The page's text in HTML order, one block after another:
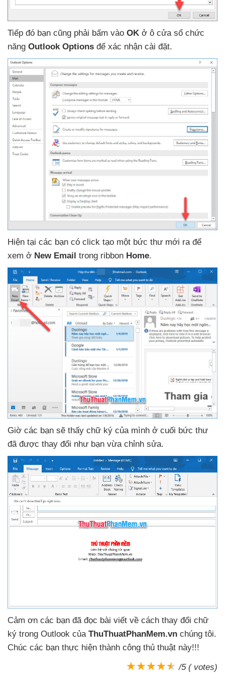
Tiếp đó bạn cũng phải bấm vào OK ở ô cửa sổ chức
năng Outlook Options để xác nhận cài đặt.
Hiện tại các bạn có click tạo một bức thư mới ra để
xem ở New Email trong ribbon Home.
Giờ các bạn sẽ thấy chữ ký của mình ở cuối bức thư
đã được thay đổi như bạn vừa chỉnh sửa.
Cảm ơn các bạn đã đọc bài viết về cách thay đổi chữ
ký trong Outlook của ThuThuatPhanMem.vn chúng tôi.
Chúc các bạn thực hiện thành công thủ thuật này!!!
/5 ( votes)